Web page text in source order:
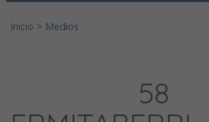
Inicio > Medios
58